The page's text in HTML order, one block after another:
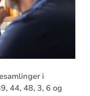
i
44, 48, 3, 6 og